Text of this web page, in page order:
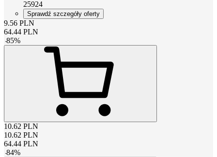
25924
Sprawdź szczegóły oferty
9.56 PLN
64.44 PLN
-85%
10.62 PLN
10.62 PLN
64.44 PLN
-84%